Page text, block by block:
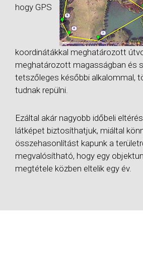
hogy GPS
koordinátákkal meghatározott
meghatározott magasságban és
tetszőleges későbbi alkalommal,
tudnak repülni.
Ezáltal akár nagyobb időbeli
látképet biztosíthatjuk, miáltal
összehasonlítást kapunk a
megvalósítható, hogy egy
megtétele közben eltelik egy év.